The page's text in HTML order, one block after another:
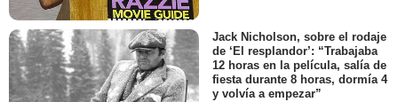
Jack Nicholson, sobre el rodaje
de ‘El resplandor’: “Trabajaba
12 horas en la película, salía de
fiesta durante 8 horas, dormía 4
y volvía a empezar”